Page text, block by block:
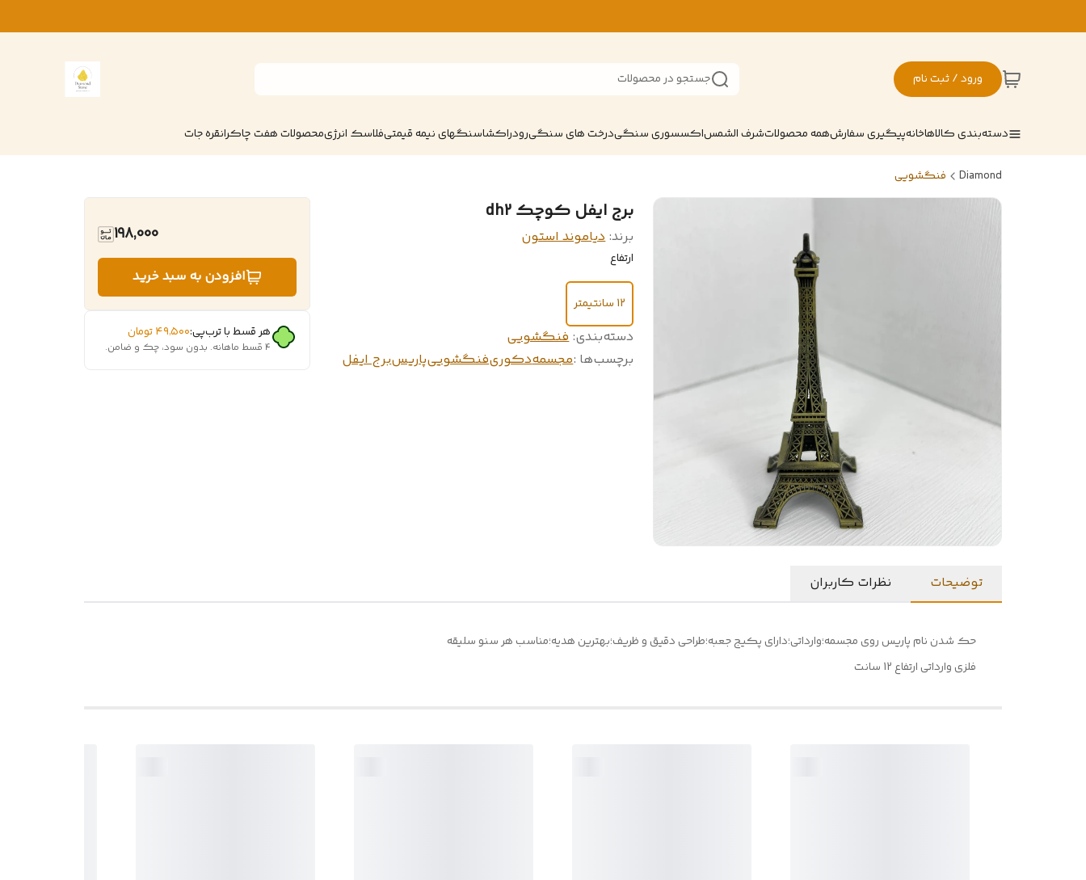
ورود / ثبت نام جستجو در محصولات
دسته‌بندی کالاهاخانهپیگیری سفارشهمه محصولاتشرف الشمساکسسوری سنگیدرخت های سنگیرودراکشاسنگهای نیمه قیمتیفلاسک انرژیمحصولات هفت چاکرانقره جات
Diamond فنگشویی
برج ایفل کوچک dh2
برند:دیاموند استون
ارتفاع
12 سانتیمتر
دسته‌بندی:فنگشویی
برچسب‌ها :مجسمهدکوریفنگشوییپاریسبرج ایفل
198,000
افزودن به سبد خرید
هر قسط با ترب‌پی:۴۹٬۵۰۰تومان
۴ قسط ماهانه. بدون سود، چک و ضامن.
توضیحات نظرات کاربران
حک شدن نام پاریس روی مجسمه؛وارداتی؛دارای پکیج جعبه؛طراحی دقیق و ظریف؛بهترین هدیه؛مناسب هر سنو سلیقه
فلزی وارداتی ارتفاع 12 سانت